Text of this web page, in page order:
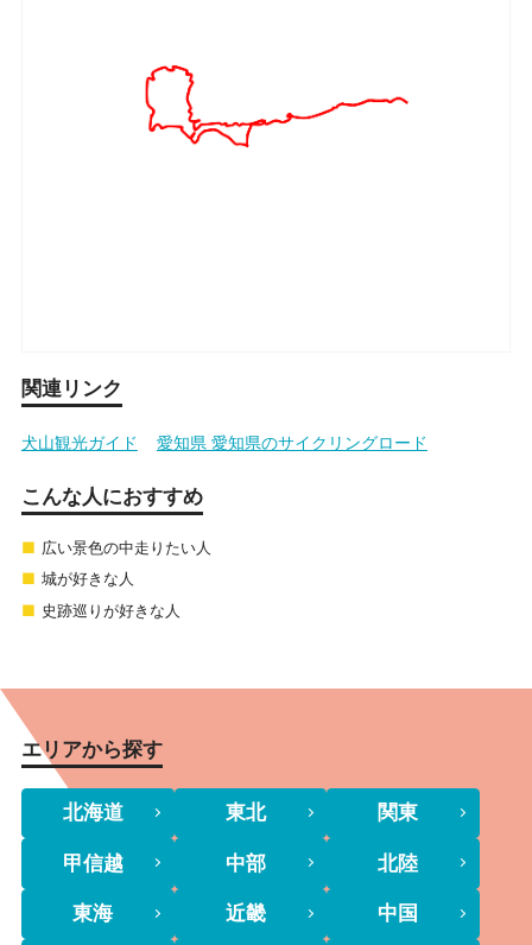
関連リンク
犬山観光ガイド 愛知県 愛知県のサイクリングロード
こんな人におすすめ
広い景色の中走りたい人
城が好きな人
史跡巡りが好きな人
エリアから探す
北海道 東北 関東
甲信越 中部 北陸
東海 近畿 中国